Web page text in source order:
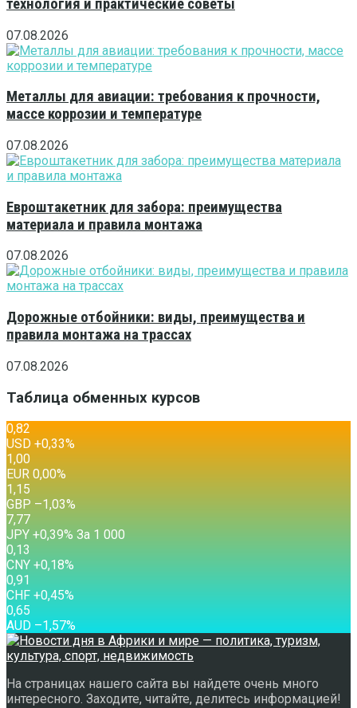
технология и практические советы
07.08.2026
Металлы для авиации: требования к прочности,
массе коррозии и температуре
07.08.2026
Евроштакетник для забора: преимущества
материала и правила монтажа
07.08.2026
Дорожные отбойники: виды, преимущества и
правила монтажа на трассах
07.08.2026
Таблица обменных курсов
0,82
USD +0,33%
1,00
EUR 0,00%
1,15
GBP –1,03%
7,77
JPY +0,39% За 1 000
0,13
CNY +0,18%
0,91
CHF +0,45%
0,65
AUD –1,57%
На страницах нашего сайта вы найдете очень много
интересного. Заходите, читайте, делитесь информацией!